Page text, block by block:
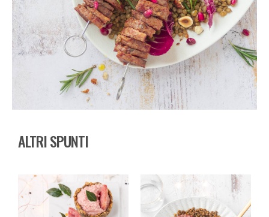
ALTRI SPUNTI